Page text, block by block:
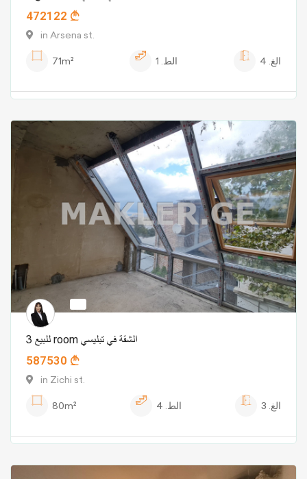
472122
in Arsena st.
71m²
الط. 1 الغ. 4
للبيع 3 room الشقة في تبليسي
587530
in Zichi st.
80m²
الط. 4 الغ. 3